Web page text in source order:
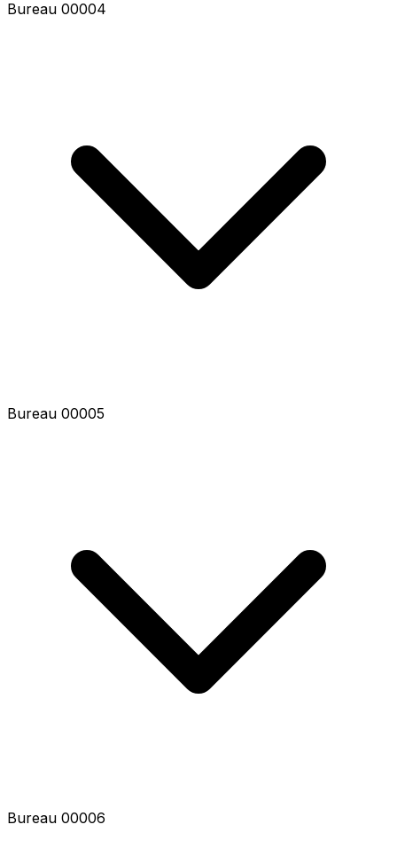
Bureau 00006
Bureau 00007
Bureau 00008